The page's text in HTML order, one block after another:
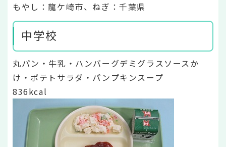
もやし：龍ケ崎市、ねぎ：千葉県
中学校
丸パン・牛乳・ハンバーグデミグラスソースか
け・ポテトサラダ・パンプキンスープ
836kcal